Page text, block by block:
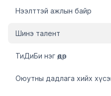
Нээлттэй ажлын байр
Шинэ талент
ТиДиБи нэг өдөр
Оюутны дадлага хийх